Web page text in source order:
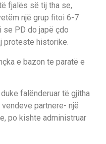
fjalës së tij tha se,
një grup fitoi 6-7
se PD do japë çdo
proteste historike.
e bazon te paratë e
falënderuar të gjitha
partnere- një
po kishte administruar